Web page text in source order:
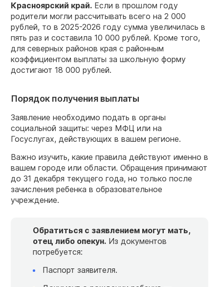
Красноярский край. Если в прошлом году
родители могли рассчитывать всего на 2 000
рублей, то в 2025-2026 году сумма увеличилась в
пять раз и составила 10 000 рублей. Кроме того,
для северных районов края с районным
коэффициентом выплаты за школьную форму
достигают 18 000 рублей.
Порядок получения выплаты
Заявление необходимо подать в органы
социальной защиты: через МФЦ или на
Госуслугах, действующих в вашем регионе.
Важно изучить, какие правила действуют именно в
вашем городе или области. Обращения принимают
до 31 декабря текущего года, но только после
зачисления ребенка в образовательное
учреждение.
Обратиться с заявлением могут мать,
отец либо опекун. Из документов
потребуется:
Паспорт заявителя.